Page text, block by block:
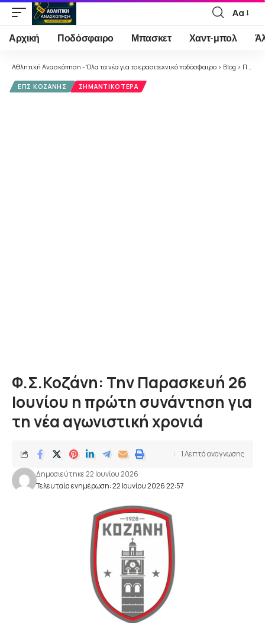
Font
Resizer
Αα
Αρχική Ποδόσφαιρο Μπασκετ Χαντ-μπολ
Αθλητική Ανασκόπηση - Όλα τα νέα για το ερασιτεχνικό ποδόσφαιρο > Blog > Ποδόσφαιρο
ΕΠΣ ΚΟΖΆΝΗΣ ΣΗΜΑΝΤΙΚΌΤΕΡΑ
Φ.Σ.Κοζάνη: Την Παρασκευή 26
Ιουνίου η πρώτη συνάντηση για
τη νέα αγωνιστική χρονιά
Τελευταία ενημέρωση: 22 Ιουνίου 2026 22:57
Δημοσιεύτηκε 22 Ιουνίου 2026
1 Λεπτά αναγνωσης